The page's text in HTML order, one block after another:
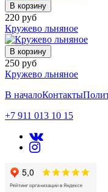
В корзину
220 руб
Кружево льняное
В корзину
250 руб
Кружево льняное
В началоКонтакты
+7 911 013 10 15